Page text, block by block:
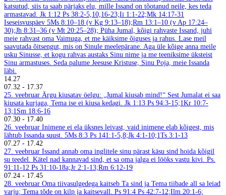
katsutud, siis ta saab pärjaks elu, mille Issand on tõotanud neile, kes teda
armastavad. Jk 1:12 Ps 38:2-5,10,16-23;Ii 1:1-22;Mk 14:17-31
Iseseisvuspäev 5Ms 8:10–18 (v Kg 9:13–18);Rm 13:1–10 (v Ap 17:24–
30);Jh 8:31–36 (v Mt 20:25–28); Püha Jumal, kõigi rahvaste Issand, juhi
meie rahvast oma Vaimuga, et me käiksime õiguses ja rahus. Lase meil
saavutada õitsengut, mis on Sinule meelepärane. Aga üle kõige anna meile
usku Sinusse, et kogu rahvas austaks Sinu nime ja me teeniksime üksteist
Sinu armastuses. Seda palume Jeesuse Kristuse, Sinu Poja, meie Issanda
läbi.
14.27
07.32 - 17.37
25. veebruar Ärgu kiusatav öelgu: „Jumal kiusab mind!“ Sest Jumalat ei saa
kiusata kurjaga, Tema ise ei kiusa kedagi. Jk 1:13 Ps 94:3-15;1Kr 10:7-
13;1Sm 18:6-16
07.30 - 17.40
26. veebruar Inimene ei ela üksnes leivast, vaid inimene elab kõigest, mis
lähtub Issanda suust. 5Ms 8:3 Ps 141:1-5,8;Jk 4:1-10;1Ts 3:1-13
07.27 - 17.42
27. veebruar Issand annab oma inglitele sinu pärast käsu sind hoida kõigil
su teedel. Kätel nad kannavad sind, et sa oma jalga ei lööks vastu kivi. Ps.
91:11-12 Ps 31:10-18a;Jr 2:1-13;Rm 6:12-19
07.24 - 17.45
28. veebruar Oma tiivasulgedega kaitseb Ta sind ja Tema tiibade all sa leiad
varju; Tema tõde on kilp ja kaitsevall. Ps 91:4 Ps 42:7-12;Ilm 20:1-6;